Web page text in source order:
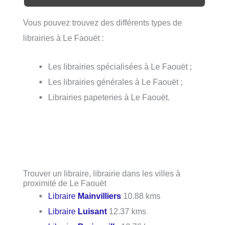
Vous pouvez trouvez des différents types de
librairies à Le Faouët :
Les librairies spécialisées à Le Faouët ;
Les librairies générales à Le Faouët ;
Librairies papeteries à Le Faouët.
Trouver un libraire, librairie dans les villes à
proximité de Le Faouët
Libraire Mainvilliers 10.88 kms
Libraire Luisant 12.37 kms